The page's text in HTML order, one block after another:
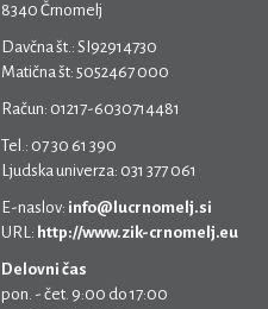
8340 Črnomelj
Davčna št.: SI92914730
Matična št: 5052467 000
Račun: 01217-6030714481
Tel.: 07 30 61 390
Ljudska univerza: 031 377 061
E-naslov: info@lucrnomelj.si
URL: http://www.zik-crnomelj.eu
Delovni čas
pon. - čet. 9:00 do 17:00